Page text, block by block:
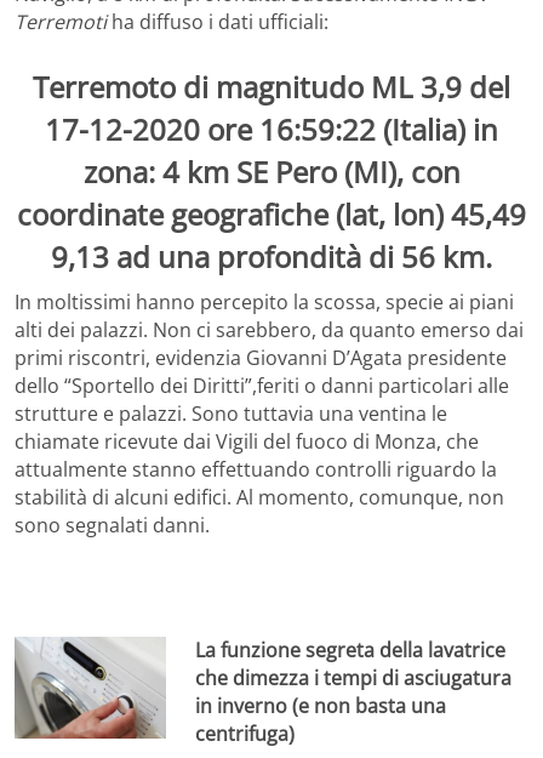
Terremotiha diffuso i dati ufficiali:
Terremoto di magnitudo ML 3,9 del
17-12-2020 ore 16:59:22 (Italia) in
zona: 4 km SE Pero (MI), con
coordinate geografiche (lat, lon) 45,49
9,13 ad una profondità di 56 km.
In moltissimi hanno percepito la scossa, specie ai piani
alti dei palazzi. Non ci sarebbero, da quanto emerso dai
primi riscontri, evidenzia Giovanni D’Agata presidente
dello “Sportello dei Diritti”,feriti o danni particolari alle
strutture e palazzi. Sono tuttavia una ventina le
chiamate ricevute dai Vigili del fuoco di Monza, che
attualmente stanno effettuando controlli riguardo la
stabilità di alcuni edifici. Al momento, comunque, non
sono segnalati danni.
La funzione segreta della lavatrice
che dimezza i tempi di asciugatura
in inverno (e non basta una
centrifuga)